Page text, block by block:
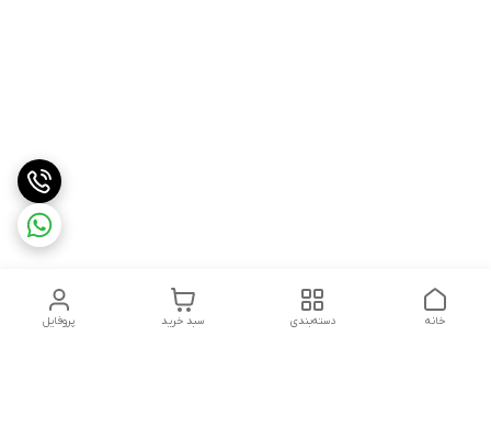
پروفایل سبد خرید دسته‌بندی خانه